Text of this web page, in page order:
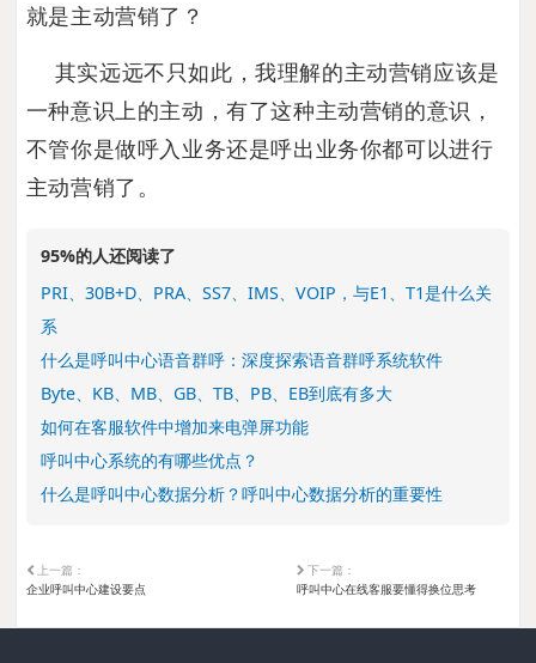
就是主动营销了？
其实远远不只如此，我理解的主动营销应该是
一种意识上的主动，有了这种主动营销的意识，
不管你是做呼入业务还是呼出业务你都可以进行
主动营销了。
95%的人还阅读了
PRI、30B+D、PRA、SS7、IMS、VOIP，与E1、T1是什么关
系
什么是呼叫中心语音群呼：深度探索语音群呼系统软件
Byte、KB、MB、GB、TB、PB、EB到底有多大
如何在客服软件中增加来电弹屏功能
呼叫中心系统的有哪些优点？
什么是呼叫中心数据分析？呼叫中心数据分析的重要性
上一篇：
企业呼叫中心建设要点
下一篇：
呼叫中心在线客服要懂得换位思考